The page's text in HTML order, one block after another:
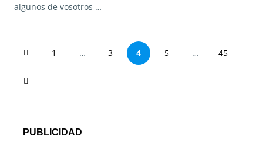
algunos de vosotros …
P
a
n
1 … 3 4 5 … 45
PUBLICIDAD